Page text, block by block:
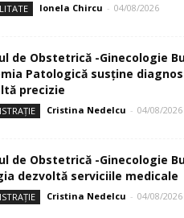
Ionela Chircu - 04/08/2026
de Obstetrică -Ginecologie
Patologică susţine
precizie
Cristina Nedelcu - 04/08/2026
de Obstetrică -Ginecologie
dezvoltă serviciile medicale
Cristina Nedelcu - 04/08/2026